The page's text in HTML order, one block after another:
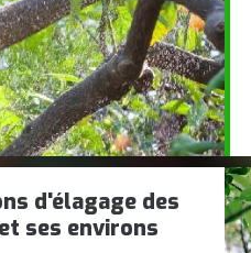
d'élagage des
ses environs